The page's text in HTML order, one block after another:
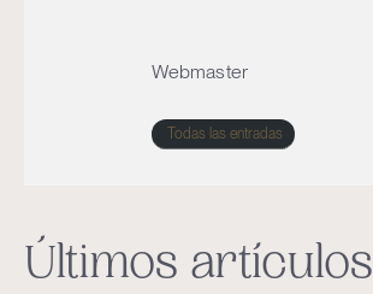
Webmaster
Todas las entradas
Últimos artículos